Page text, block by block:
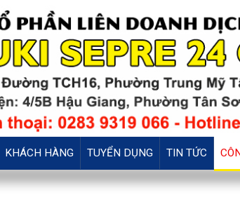
KHÁCH HÀNG TUYỂN DỤNG TIN TỨC